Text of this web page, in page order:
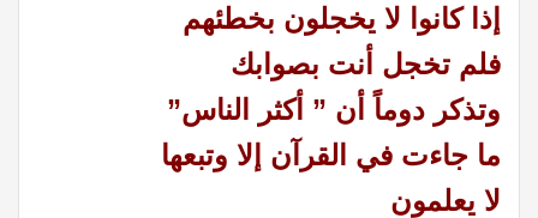
إذا كانوا لا يخجلون بخطئهم
فلم تخجل أنت بصوابك
وتذكر دوماً أن ” أكثر الناس”
ما جاءت في القرآن إلا وتبعها
لا يعلمون